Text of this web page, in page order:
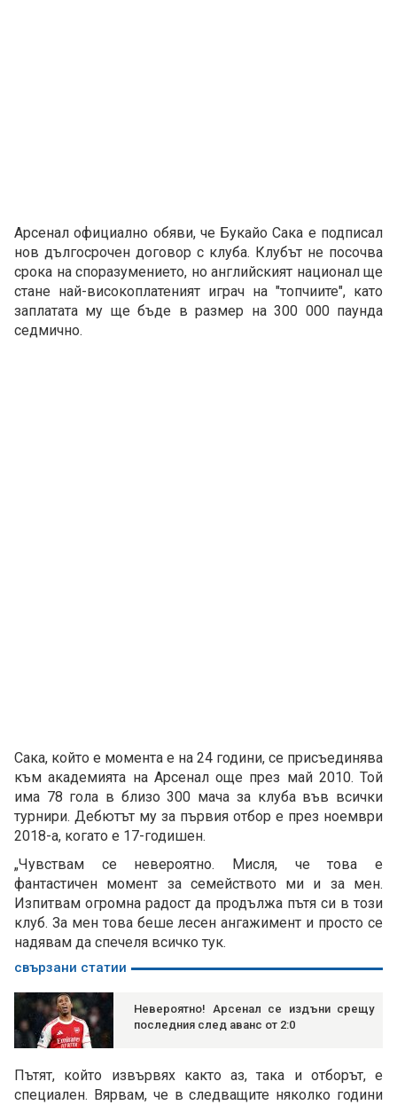
Арсенал официално обяви, че Букайо Сака е подписал
нов дългосрочен договор с клуба. Клубът не посочва
срока на споразумението, но английският национал ще
стане най-високоплатеният играч на "топчиите", като
заплатата му ще бъде в размер на 300 000 паунда
седмично.
Сака, който е момента е на 24 години, се присъединява
към академията на Арсенал още през май 2010. Той
има 78 гола в близо 300 мача за клуба във всички
турнири. Дебютът му за първия отбор е през ноември
2018-а, когато е 17-годишен.
„Чувствам се невероятно. Мисля, че това е
фантастичен момент за семейството ми и за мен.
Изпитвам огромна радост да продължа пътя си в този
клуб. За мен това беше лесен ангажимент и просто се
надявам да спечеля всичко тук.
свързани статии
Невероятно! Арсенал се издъни срещу
последния след аванс от 2:0
Пътят, който извървях както аз, така и отборът, е
специален. Вярвам, че в следващите няколко години